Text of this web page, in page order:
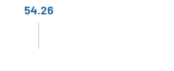
54.26